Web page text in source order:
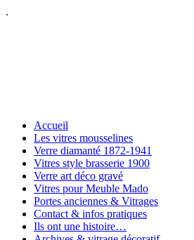
.
Accueil
Les vitres mousselines
Verre diamanté 1872-1941
Vitres style brasserie 1900
Verre art déco gravé
Vitres pour Meuble Mado
Portes anciennes & Vitrages
Contact & infos pratiques
Ils ont une histoire…